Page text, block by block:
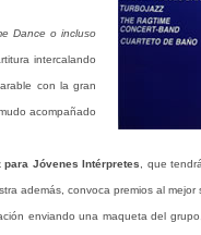
Dance o incluso
intercalando
con la gran
acompañado
para Jóvenes Intérpretes , que
además, convoca premios al mejor
enviando una maqueta del